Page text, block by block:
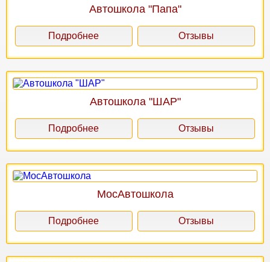
Автошкола "Папа"
Подробнее Отзывы
Автошкола "ШАР"
Подробнее Отзывы
МосАвтошкола
Подробнее Отзывы